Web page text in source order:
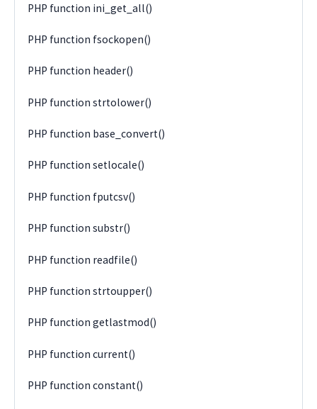
PHP function ini_get_all()
PHP function fsockopen()
PHP function header()
PHP function strtolower()
PHP function base_convert()
PHP function setlocale()
PHP function fputcsv()
PHP function substr()
PHP function readfile()
PHP function strtoupper()
PHP function getlastmod()
PHP function current()
PHP function constant()